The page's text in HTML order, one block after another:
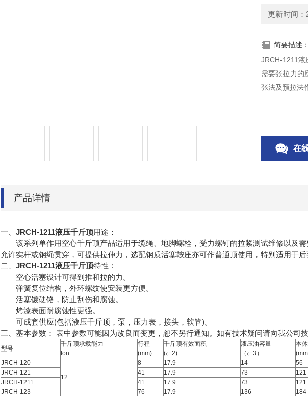
更新时间：
简要描述：
JRCH-1211
需要张拉力的
张法及预拉法
在
产品详情
一、 JRCH-1211液压千斤顶用途：
该系列单作用空心千斤顶产品适用于缆绳、地脚螺栓，受力螺钉的拉紧测试维修以及需
允许实杆或钢绳贯穿，可提供拉伸力，选配钢质活塞鞍座亦可作普通顶使用，特别适用于后
二、 JRCH-1211液压千斤顶特性：
空心活塞设计可得到推和拉的力。
弹簧复位结构，外环螺纹使安装更方便。
活塞镀硬铬，防止刮伤和腐蚀。
烤漆表面耐腐蚀性更强。
可成套供应(包括液压千斤顶，泵，压力表，接头，软管)。
三、 基本参数： 表中参数可能因为改良而变更，恕不另行通知。如有技术疑问请向我公司
型号
千斤顶承载能力
ton
行程
(mm)
千斤顶有效面积
(㎝2)
液压油容量
（㎝3）
本
JRCH-120
12
8 17.9 14 56
JRCH-121
41 17.9 73 121
JRCH-1211
41 17.9 73 121
JRCH-123
76 17.9 136 184